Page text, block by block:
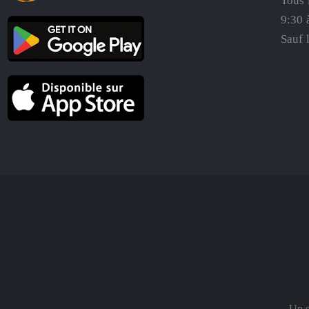
9:30
Sauf